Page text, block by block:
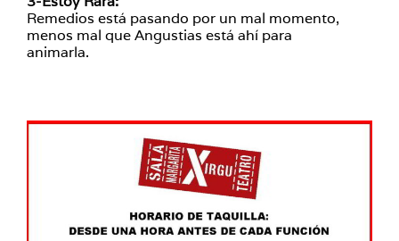
Remedios está pasando por un mal momento,
menos mal que Angustias está ahí para
animarla.